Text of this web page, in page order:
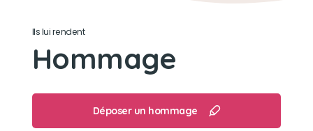
tête dans le cou de mon mari.
Son caractère
Diablotin était un chat chien, très protecteur,
Ils lui rendent
Hommage
Déposer un hommage